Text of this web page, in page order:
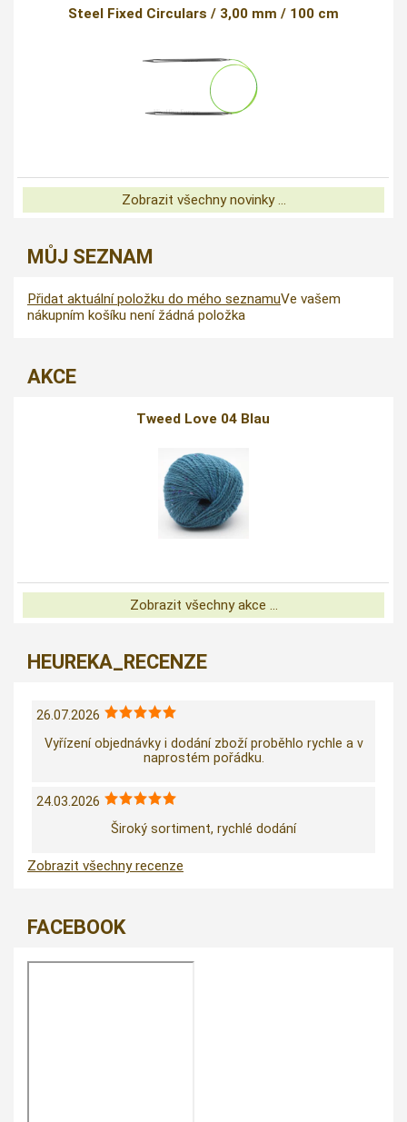
Steel Fixed Circulars / 3,00 mm / 100 cm
Zobrazit všechny novinky ...
MŮJ SEZNAM
Přidat aktuální položku do mého seznamuVe vašem
nákupním košíku není žádná položka
AKCE
Tweed Love 04 Blau
Zobrazit všechny akce ...
HEUREKA_RECENZE
26.07.2026
Vyřízení objednávky i dodání zboží proběhlo rychle a v
naprostém pořádku.
24.03.2026
Široký sortiment, rychlé dodání
Zobrazit všechny recenze
FACEBOOK